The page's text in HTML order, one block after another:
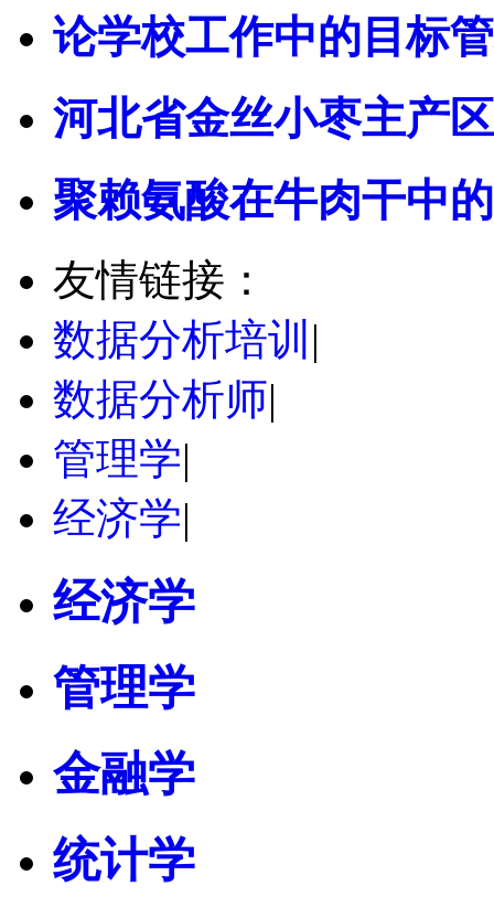
论学校工作中的目标
河北省金丝小枣主产
聚赖氨酸在牛肉干中
友情链接：
数据分析培训 |
数据分析师|
管理学|
经济学|
经济学
管理学
金融学
统计学